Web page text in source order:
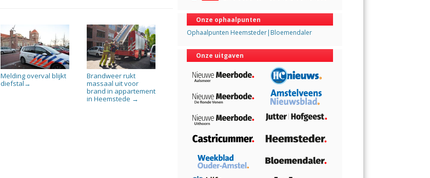
Melding overval blijkt
diefstal →
Brandweer rukt
massaal uit voor
brand in appartement
in Heemstede →
Onze ophaalpunten
Ophaalpunten Heemsteder|Bloemendaler
Onze uitgaven